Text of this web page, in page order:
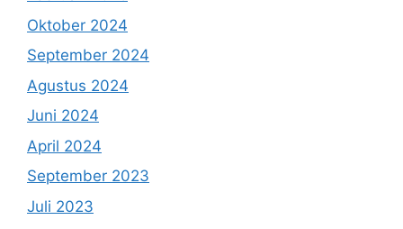
Oktober 2024
September 2024
Agustus 2024
Juni 2024
April 2024
September 2023
Juli 2023